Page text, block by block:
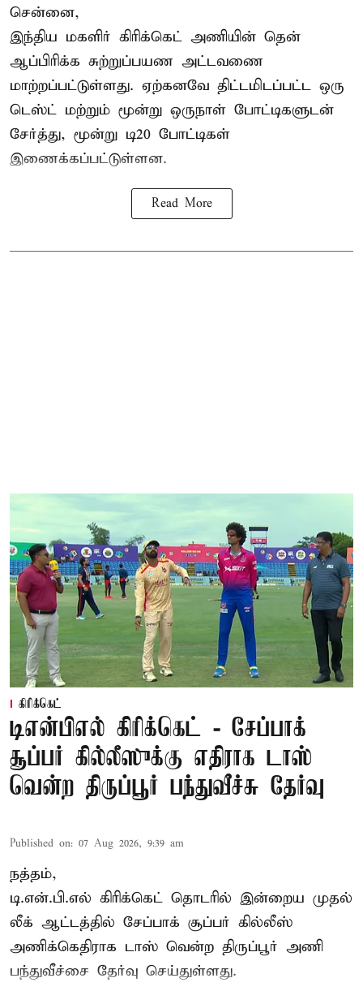
சென்னை,
இந்திய மகளிர் கிரிக்கெட் அணியின் தென்
ஆப்பிரிக்க சுற்றுப்பயண அட்டவணை
மாற்றப்பட்டுள்ளது. ஏற்கனவே திட்டமிடப்பட்ட ஒரு
டெஸ்ட் மற்றும் மூன்று ஒருநாள் போட்டிகளுடன்
சேர்த்து, மூன்று டி20 போட்டிகள்
இணைக்கப்பட்டுள்ளன.
Read More
கிரிக்கெட்
டிஎன்பிஎல் கிரிக்கெட் - சேப்பாக்
சூப்பர் கில்லீஸுக்கு எதிராக டாஸ்
வென்ற திருப்பூர் பந்துவீச்சு தேர்வு
Published on: 07 Aug 2026, 9:39 am
நத்தம்,
டி.என்.பி.எல் கிரிக்கெட் தொடரில் இன்றைய முதல்
லீக் ஆட்டத்தில் சேப்பாக் சூப்பர் கில்லீஸ்
அணிக்கெதிராக டாஸ் வென்ற திருப்பூர் அணி
பந்துவீச்சை தேர்வு செய்துள்ளது.